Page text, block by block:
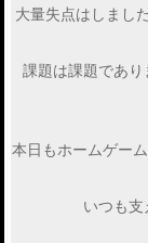
大量失点はしまし
課題は課題であ
本日もホームゲー
いつも支